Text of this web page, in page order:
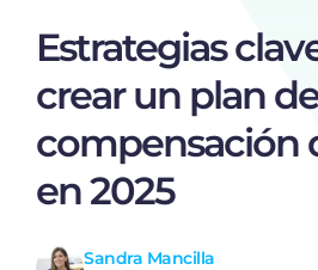
Estrategias
crear un plan de
compensación
en 2025
Sandra Mancilla